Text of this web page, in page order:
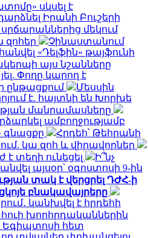
սկսել է
Իրանի Բուշերի
մեկում
զոհեր
Չինաստանում
«Դելֆին» թայֆունի
այս նշանները
Փողը կարող է
ընթացքում
Մեսսին
է. հայտնի են Խորխե
մանրամասները
ամբողջությամբ
գնացքը
Հրդեհ՝ Թեհրանի
կա զոհ և վիրավորներ
է տեղի ունեցել
Ի՞նչ
այսօր՝ օգոստոսի 9-ին
տակ է վերցրել ԴԺՀ-ի
բնակավայրերը
կանխվել է հրդեհի
խորհրդականներին
Եգիպտոսի հետ